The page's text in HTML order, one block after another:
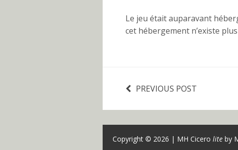
Le jeu était auparavant
cet hébergement n’existe
PREVIOUS POST
Copyright © 2026 | MH Cicero lite by